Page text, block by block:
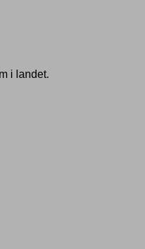
i landet.